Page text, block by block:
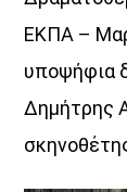
ΕΚΠΑ –
υποψήφια
Δημήτρης